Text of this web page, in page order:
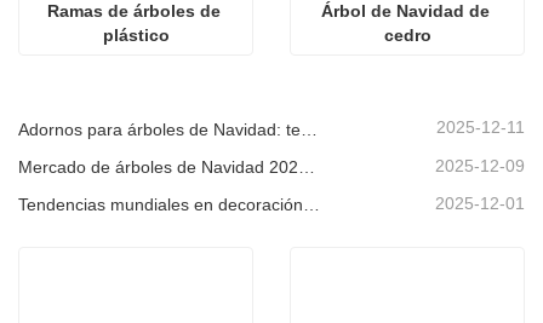
Ramas de árboles de
plástico
Árbol de Navidad de
cedro
2025-12-11
2025-12-09
2025-12-01